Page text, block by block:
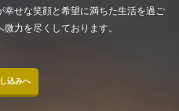
せな笑顔と希望に満ちた生活を過ご
力を尽くしております。
込みへ